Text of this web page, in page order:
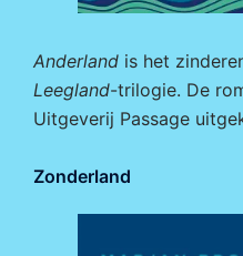
Anderland is het
Leegland-trilogie. De
Uitgeverij Passage
Zonderland